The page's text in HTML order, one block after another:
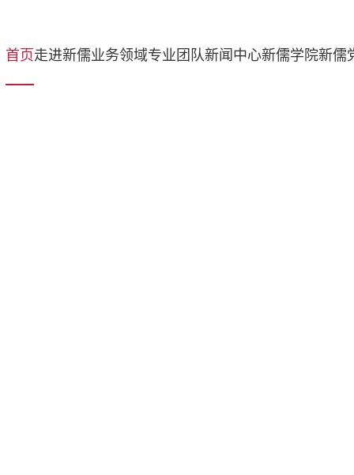
首页走进新儒业务领域专业团队新闻中心新儒学院新儒